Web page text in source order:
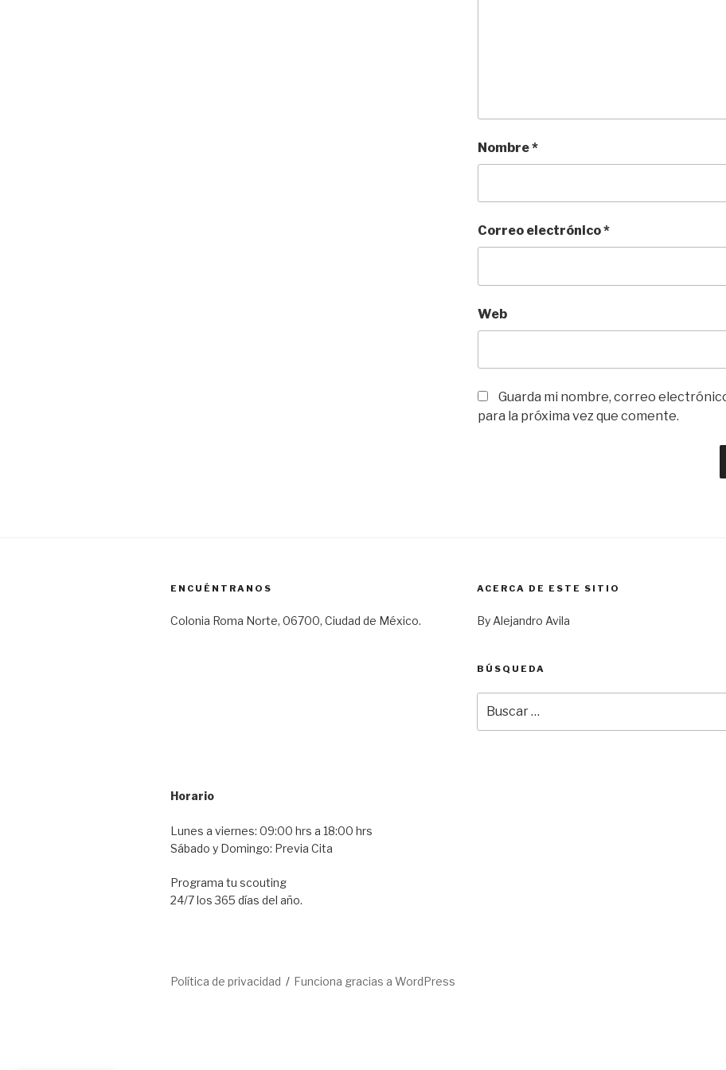
Nombre*
Correo electrónico*
Web
Guarda mi nombre, correo
para la próxima vez que comente.
ENCUÉNTRANOS
Colonia Roma Norte, 06700, Ciudad de México.
Horario
Lunes a viernes: 09:00 hrs a 18:00 hrs
Sábado y Domingo: Previa Cita
Programa tu scouting
24/7 los 365 días del año.
ACERCA DE ESTE SITIO
By Alejandro Avila
BÚSQUEDA
por:
Política de privacidad Funciona gracias a WordPress